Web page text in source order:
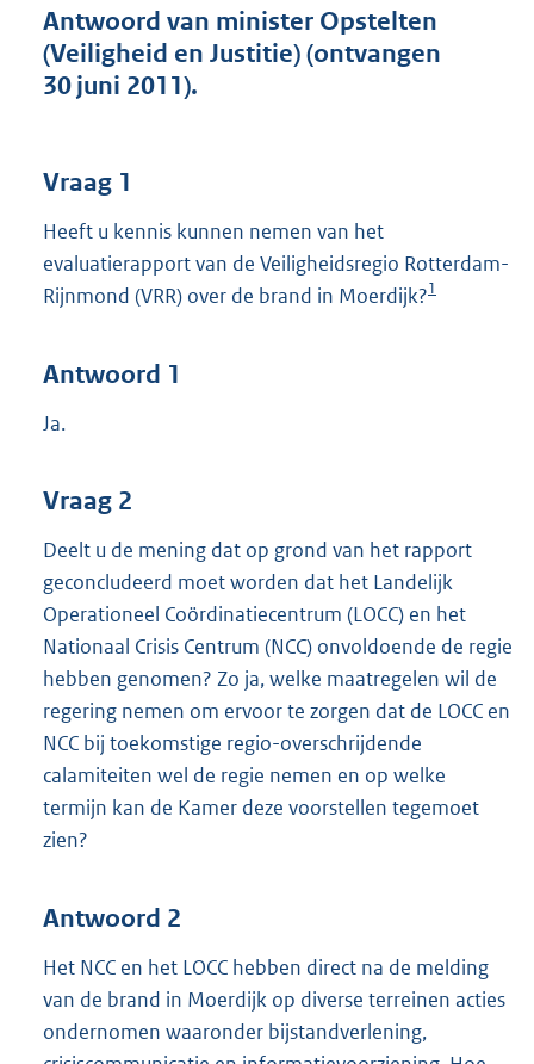
5
b
Antwoord van minister Opstelten
(Veiligheid en Justitie) (ontvangen
30 juni 2011).
Vraag 1
Heeft u kennis kunnen nemen van het
evaluatierapport van de Veiligheidsregio Rotterdam-
Rijnmond (VRR) over de brand in Moerdijk?1
Antwoord 1
Ja.
Vraag 2
Deelt u de mening dat op grond van het rapport
geconcludeerd moet worden dat het Landelijk
Operationeel Coördinatiecentrum (LOCC) en het
Nationaal Crisis Centrum (NCC) onvoldoende de regie
hebben genomen? Zo ja, welke maatregelen wil de
regering nemen om ervoor te zorgen dat de LOCC en
NCC bij toekomstige regio-overschrijdende
calamiteiten wel de regie nemen en op welke
termijn kan de Kamer deze voorstellen tegemoet
zien?
Antwoord 2
Het NCC en het LOCC hebben direct na de melding
van de brand in Moerdijk op diverse terreinen acties
ondernomen waaronder bijstandverlening,